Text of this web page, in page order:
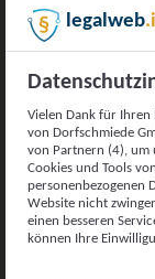
ein
Ein
Zimmer
legalweb
Vielen Dank für Ihren
von Dorfschmiede
von Partnern (4), um
Cookies und Tools
personenbezogenen
Website nicht
einen besseren
können Ihre